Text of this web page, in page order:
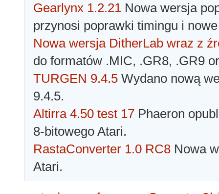
Gearlynx 1.2.21 Nowa wersja
przynosi poprawki timingu i
Nowa wersja DitherLab wraz z
do formatów .MIC, .GR8, .GR9
TURGEN 9.4.5 Wydano nową
9.4.5.
Altirra 4.50 test 17 Phaeron
8-bitowego Atari.
RastaConverter 1.0 RC8 Nowa
Atari.